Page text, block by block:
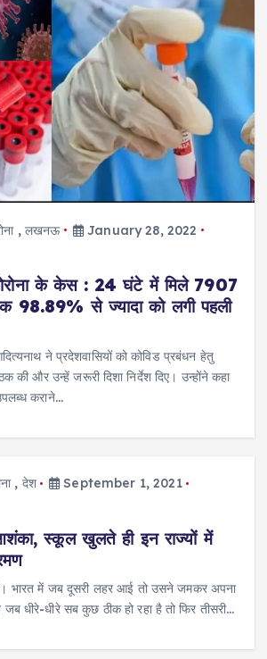
,लखनऊ
January 28, 2022
के केस : 24 घंटे में मिले 7907
98.89% से ज्यादा को लगी पहली
ने प्रदेशवासियों को कोविड प्रबंधन हेतु
की और उन्हें जरूरी दिशा निर्देश दिए। उन्होंने कहा
कराने…
, देश
September 1, 2021
स्कूल खुलते ही इन राज्यों में
भारत में जब दूसरी लहर आई तो उसने जमकर अपना
धीरे-धीरे सब कुछ ठीक हो रहा है तो फिर तीसरी…